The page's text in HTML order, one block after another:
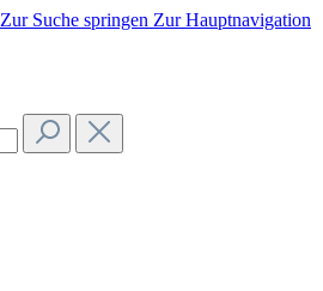
Zur Suche springen Zur Hauptnavigation